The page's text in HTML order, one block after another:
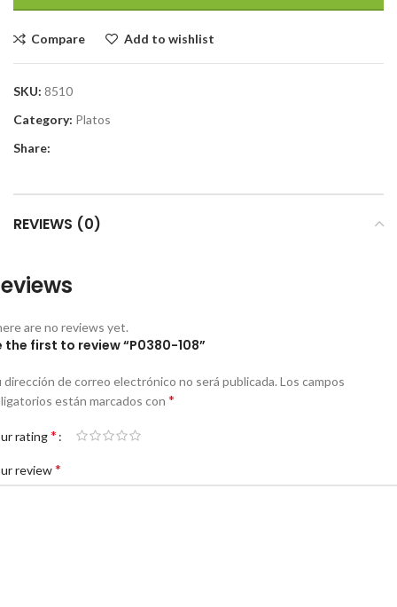
Compare Add to wishlist
SKU: 8510
Category: Platos
Share:
REVIEWS (0)
are no reviews yet.
the first to review “P0380-108”
dirección de correo electrónico no será publicada. Los campos
están marcados con *
rating*
review*